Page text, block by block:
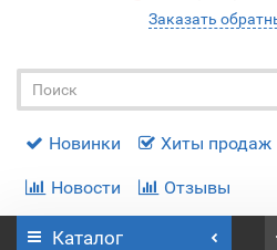
Заказать
Новинки Хиты продаж
Новости Отзывы
Каталог